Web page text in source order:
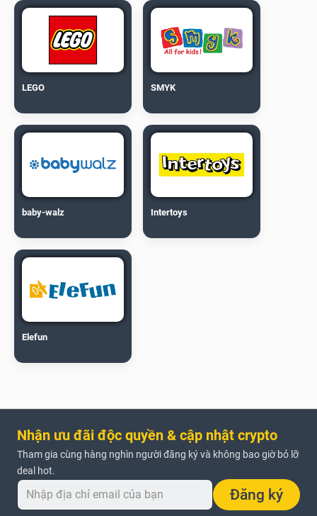
LEGO SMYK
baby-walz Intertoys
Elefun
Nhận ưu đãi độc quyền & cập nhật crypto
Tham gia cùng hàng nghìn người đăng ký và không bao giờ bỏ lỡ
deal hot.
Đăng ký